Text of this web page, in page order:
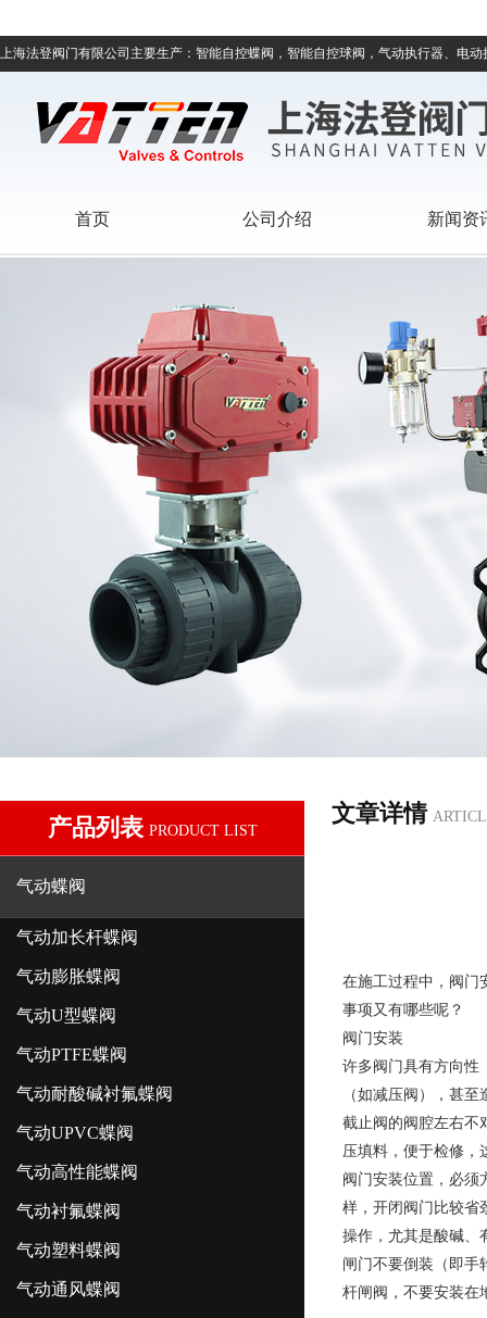
上海法登阀门有限公司主要生产：智能自控蝶阀，智能自控球阀，气动执行器、电
首页 公司介绍 新闻资
产品列表 PRODUCT LIST
气动蝶阀
气动加长杆蝶阀
气动膨胀蝶阀
气动U型蝶阀
气动PTFE蝶阀
气动耐酸碱衬氟蝶阀
气动UPVC蝶阀
气动高性能蝶阀
气动衬氟蝶阀
气动塑料蝶阀
气动通风蝶阀
文章详情
在施工过程中，阀门
事项又有哪些呢？
阀门安装
许多阀门具有方向性
（如减压阀），甚
截止阀的阀腔左右不
压填料，便于检修
阀门安装位置，必须
样，开闭阀门比较省
操作，尤其是酸碱
闸门不要倒装（即手
杆闸阀，不要安装在